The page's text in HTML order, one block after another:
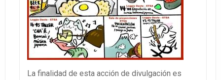
La finalidad de esta acción de divulgación es